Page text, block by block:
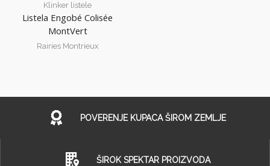
Klinker listele
Listela Engobé Colisée
MontVert
Rairies Montrieux
POVERENJE KUPACA ŠIROM ZEMLJE
ŠIROK SPEKTAR PROIZVODA